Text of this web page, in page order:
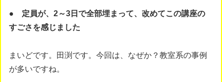
● 定員が、2～3日で全部埋まって、改めてこの講座の
すごさを感じました
まいどです。田渕です。今回は、なぜか？教室系の事例
が多いですね。